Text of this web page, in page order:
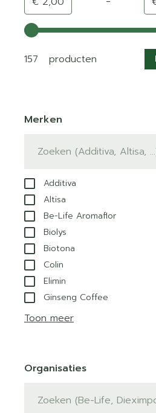
Gebruik de pijltjestoetsen
157 producten
Merken
Additiva
Altisa
Be-Life Aromaflor
Biolys
Biotona
Colin
Elimin
Ginseng Coffee
Toon meer
Organisaties